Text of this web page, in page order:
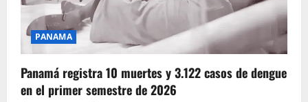
PANAMA
Panamá registra 10 muertes y 3.122 casos de dengue
en el primer semestre de 2026